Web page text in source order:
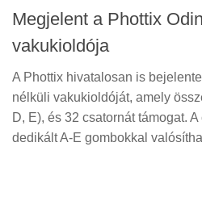
Helyszíni Riport
E-BB
Megjelent a Phottix
vakukioldója
A Phottix hivatalosan is
nélküli vakukioldóját, amely
D, E), és 32 csatornát támogat.
dedikált A-E gombokkal